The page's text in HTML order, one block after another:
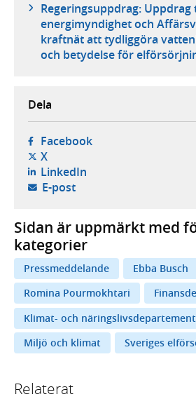
Regeringsuppdrag: Uppdrag
energimyndighet och
kraftnät att tydliggöra
och betydelse för
Dela
Facebook- öppnas i ny flik,
X- öppnas i ny flik, extern
LinkedIn- öppnas i ny flik,
E-post- öppnar din e-
Sidan är uppmärkt med
kategorier
Pressmeddelande Ebba Busch
Romina Pourmokhtari
Klimat- och
Miljö och klimat
Sveriges
Relaterat